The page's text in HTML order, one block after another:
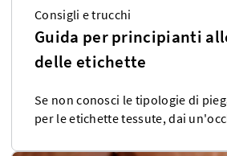
Consigli e trucchi
Guida per principianti
delle etichette
Se non conosci le tipologie di
per le etichette tessute, dai